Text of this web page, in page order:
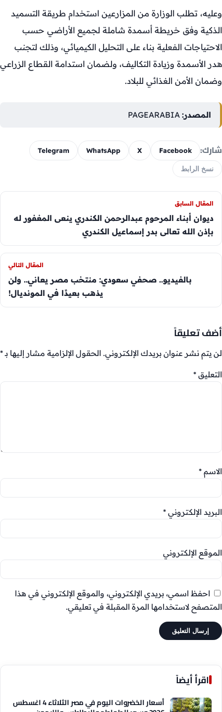
وعليه، تطلب الوزارة من المزارعين استخدام طريقة التسميد
الذكية وفق خريطة أسمدة شاملة لجميع الأراضي حسب
الاحتياجات الفعلية بناء على التحليل الكيميائي، وذلك لتجنب
هدر الأسمدة وزيادة التكاليف، ولضمان استدامة القطاع الزراعي
وضمان الأمن الغذائي للبلاد.
المصدر:
شارك: Facebook
X
WhatsApp
Telegram
نسخ الرابط
المقال السابق
ديوان أبناء المرحوم عبدالرحمن الكندري ينعى المغفور له
بإذن الله تعالى بدر إسماعيل الكندري
المقال التالي
بالفيديو.. صحفي سعودي: منتخب مصر يعاني.. ولن
يذهب بعيدًا في المونديال!
أضف تعليقاً
لن يتم نشر عنوان بريدك الإلكتروني. الحقول الإلزامية مشار إليها بـ*
التعليق *
الاسم *
البريد الإلكتروني *
الموقع الإلكتروني
احفظ اسمي، بريدي الإلكتروني، والموقع الإلكتروني في هذا
المتصفح لاستخدامها المرة المقبلة في تعليقي.
اقرأ أيضاً
أسعار الخضروات اليوم في مصر الثلاثاء 4 اغسطس